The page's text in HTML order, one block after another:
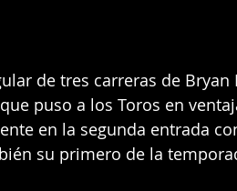
de tres carreras de Bryan
puso a los Toros en
en la segunda entrada
su primero de la